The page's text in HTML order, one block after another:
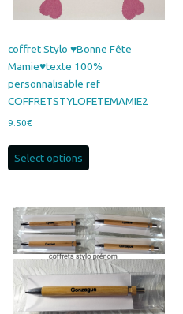
coffret Stylo ♥Bonne Fête
Mamie♥texte 100%
personnalisable ref
COFFRETSTYLOFETEMAMIE2
9.50€
Select options